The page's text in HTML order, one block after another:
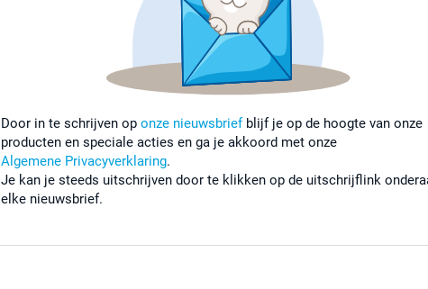
Door in te schrijven op onze nieuwsbriefblijf je op de hoogte van onze
producten en speciale acties en ga je akkoord met onze
Algemene Privacyverklaring.
Je kan je steeds uitschrijven door te klikken op de uitschrijflink
elke nieuwsbrief.